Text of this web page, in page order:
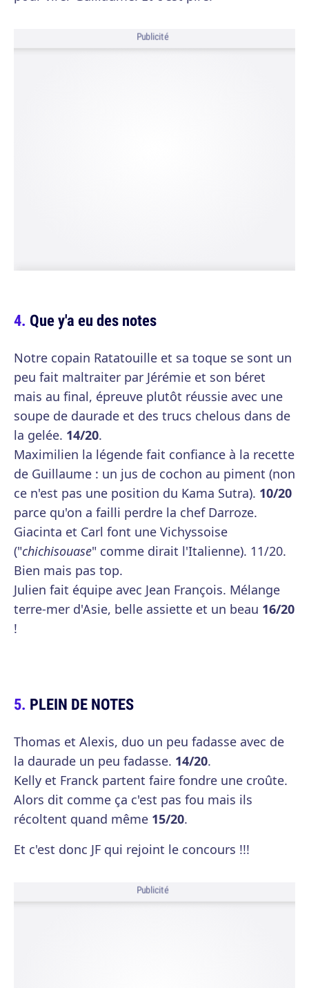
Publicité
Que y'a eu des notes
Notre copain Ratatouille et sa toque se sont un
peu fait maltraiter par Jérémie et son béret
mais au final, épreuve plutôt réussie avec une
soupe de daurade et des trucs chelous dans de
la gelée. 14/20.
Maximilien la légende fait confiance à la recette
de Guillaume : un jus de cochon au piment (non
ce n'est pas une position du Kama Sutra). 10/20
parce qu'on a failli perdre la chef Darroze.
Giacinta et Carl font une Vichyssoise
("chichisouase" comme dirait l'Italienne). 11/20.
Bien mais pas top.
Julien fait équipe avec Jean François. Mélange
terre-mer d'Asie, belle assiette et un beau 16/20
!
PLEIN DE NOTES
Thomas et Alexis, duo un peu fadasse avec de
la daurade un peu fadasse. 14/20.
Kelly et Franck partent faire fondre une croûte.
Alors dit comme ça c'est pas fou mais ils
récoltent quand même 15/20.
Et c'est donc JF qui rejoint le concours !!!
Publicité